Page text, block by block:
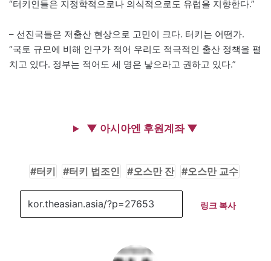
“터키인들은 지정학적으로나 의식적으로도 유럽을 지향한다.”
– 선진국들은 저출산 현상으로 고민이 크다. 터키는 어떤가.
“국토 규모에 비해 인구가 적어 우리도 적극적인 출산 정책을 펼
치고 있다. 정부는 적어도 세 명은 낳으라고 권하고 있다.”
▼ 아시아엔 후원계좌 ▼
터키 터키 법조인 오스만 잔 오스만 교수
링크 복사